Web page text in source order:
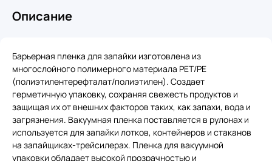
Описание
Барьерная пленка для запайки изготовлена из
многослойного полимерного материала PET/PE
(полиэтилентерефталат/полиэтилен). Создает
герметичную упаковку, сохраняя свежесть продуктов и
защищая их от внешних факторов таких, как запахи, вода и
загрязнения. Вакуумная пленка поставляется в рулонах и
используется для запайки лотков, контейнеров и стаканов
на запайщиках-трейсилерах. Пленка для вакуумной
упаковки обладает высокой прозрачностью и